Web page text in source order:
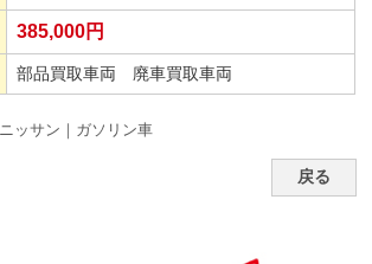
385,000円
部品買取車両 廃車買取車両
ニッサン｜ガソリン車
戻る